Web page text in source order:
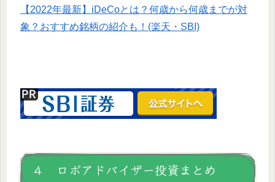
【2022年最新】iDeCoとは？何歳から何歳までが対
象？おすすめ銘柄の紹介も！(楽天・SBI)
４ ロボアドバイザー投資まとめ